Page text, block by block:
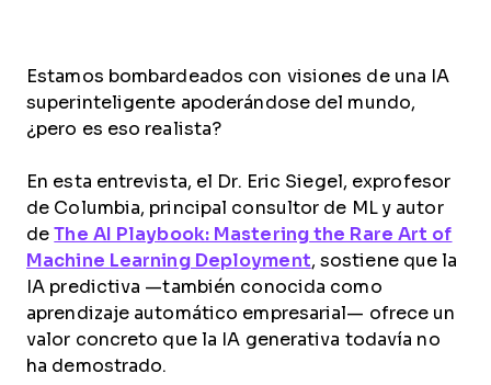
Estamos bombardeados con visiones de una IA
superinteligente apoderándose del mundo,
¿pero es eso realista?
En esta entrevista, el Dr. Eric Siegel, exprofesor
de Columbia, principal consultor de ML y autor
deThe AI Playbook: Mastering the Rare Art of
Machine Learning Deployment, sostiene que la
IA predictiva —también conocida como
aprendizaje automático empresarial— ofrece un
valor concreto que la IA generativa todavía no
ha demostrado.